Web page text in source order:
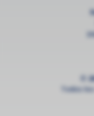
©
Todos